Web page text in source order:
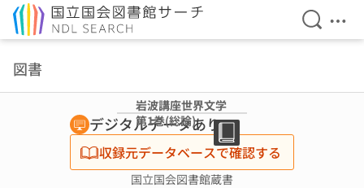
検索を
メ
図書
岩波講座世界文学
第1巻(総論)
デジタルデータあり
収録元データベースで確認する
国立国会図書館蔵書